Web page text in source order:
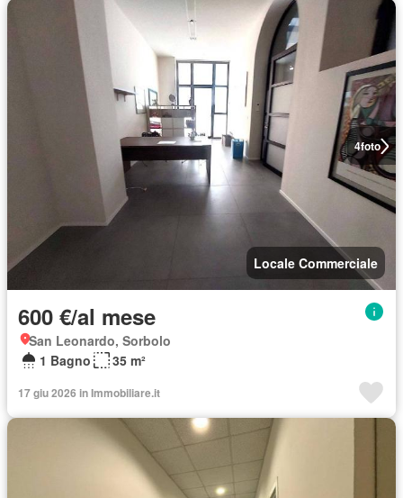
4foto
Locale Commerciale
600 €/al mese
San Leonardo, Sorbolo
1 Bagno
35 m²
17 giu 2026 in Immobiliare.it